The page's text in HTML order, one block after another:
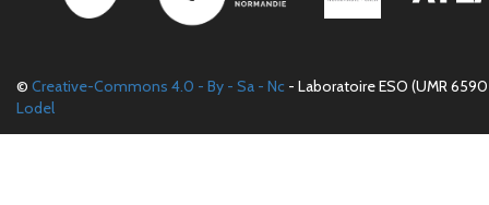
© Creative-Commons 4.0 - By - Sa - Nc - Laboratoire ESO (UMR
Lodel